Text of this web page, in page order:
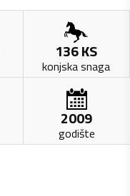
136KS
konjska snaga
2009
godište